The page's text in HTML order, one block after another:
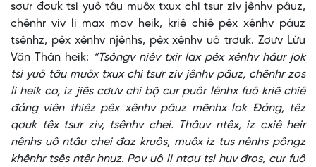
sơưr đơưk tsi yuô tâu muôx txux chi tsưr ziv jênhv pâuz,
chênhr viv li max mav heik, kriê chiê pêx xênhv pâuz
tsênhz, pêx xênhv njênhs, pêx xênhv uô trơưk. Zơưv Lừu
Văn Thân heik: “Tsôngv niêv txir lax pêx xênhv hâur jok
tsi yuô tâu muôx txux chi tsưr ziv jênhv pâuz, chênhr zos
li heik co, iz jiês cơưv chi bộ cur puôr lênhx fuô kriê chiê
đảng viên thiêz pêx xênhv pâuz mênhx lok Đảng, têz
qơưk têx tsưr ziv, tsênhv chei. Thâuv ntêx, iz cxiê heir
nênhs uô ntâu chei đaz kruôs, muôx iz tus nênhs pôngz
khênhr tsês ntêr hnuz. Pov uô li ntơư tsi huv đros, cur fuô